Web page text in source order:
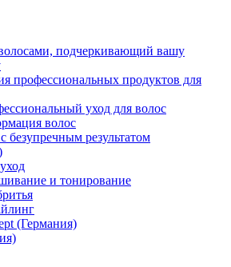
подчеркивающий вашу
профессиональных продуктов для
уход для волос
волос
безупречным результатом
и тонирование
(Германия)